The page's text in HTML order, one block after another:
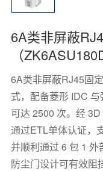
6A类非屏蔽
（
6A类非屏蔽RJ45固
式，配备菱形 IDC
可达 2500 次。经
通过ETL单体认证，
并顺利通过 6 包 1
防尘门设计可有效阻